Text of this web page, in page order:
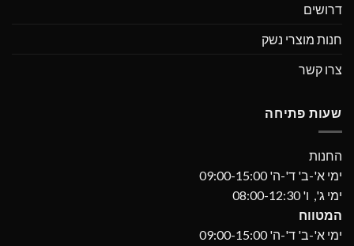
דרושים
חנות מוצרי נשק
צרו קשר
שעות פתיחה
החנות
ימי א'-ב' ד'-ה' 09:00-15:00
ימי ג', ו' 08:00-12:30
המטווח
ימי א'-ב' ד'-ה' 09:00-15:00